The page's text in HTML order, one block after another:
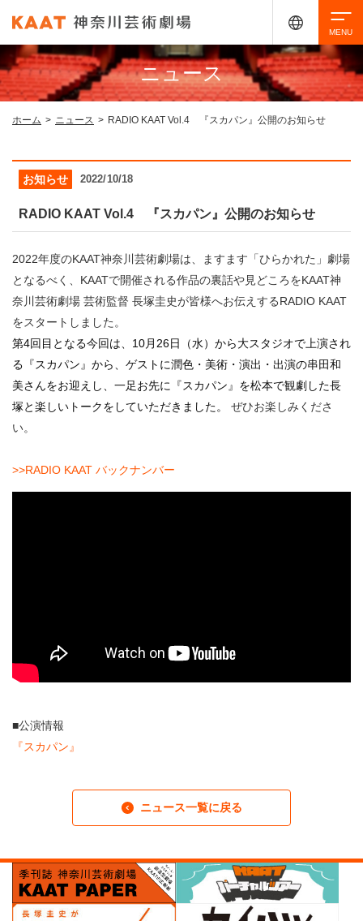
イベントを探す
・ イベントカレンダー
・ 館内サービス・アクセシビリティ
・ フロアマップ
・ レストラン/カフェ
・ よくある質問
施設を借りる
KAATについて
SNS
検索
ニュース
ホーム > ニュース > RADIO KAAT Vol.4 『スカパン』公開のお知らせ
お知らせ 2022/10/18
RADIO KAAT Vol.4 『スカパン』公開のお知らせ
2022年度のKAAT神奈川芸術劇場は、ますます「ひらかれた」劇場
となるべく、KAATで開催される作品の裏話や見どころをKAAT神
奈川芸術劇場 芸術監督 長塚圭史が皆様へお伝えするRADIO KAAT
をスタートしました。
第4回目となる今回は、10月26日（水）から大スタジオで上演され
る『スカパン』から、ゲストに潤色・美術・演出・出演の串田和
美さんをお迎えし、一足お先に『スカパン』を松本で観劇した長
塚と楽しいトークをしていただきました。 ぜひお楽しみくださ
い。
>>RADIO KAAT バックナンバー
■公演情報
『スカパン』
ニュース一覧に戻る